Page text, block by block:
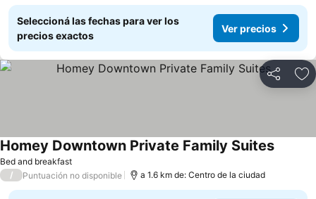
Seleccioná las fechas para ver los
precios exactos
Ver precios
Compartir
Bed and breakfast
Homey Downtown Private Family Suites
/ Puntuación no disponible a 1.6 km de: Centro de la ciudad